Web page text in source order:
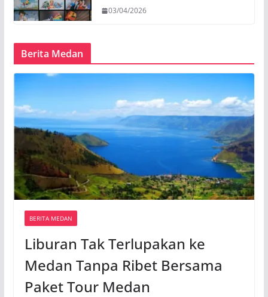
03/04/2026
Berita Medan
BERITA MEDAN
Liburan Tak Terlupakan ke
Medan Tanpa Ribet Bersama
Paket Tour Medan